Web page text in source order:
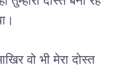
वो भी मेरा दोस्त